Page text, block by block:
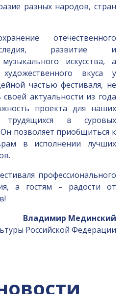
разных народов, стран
отечественного
развитие и
искусства, а
вкуса у
частью фестиваля, не
актуальности из года
проекта для наших
трудящихся в суровых
позволяет приобщиться к
в исполнении лучших
профессионального
а гостям – радости от
Владимир Мединский
Российской Федерации